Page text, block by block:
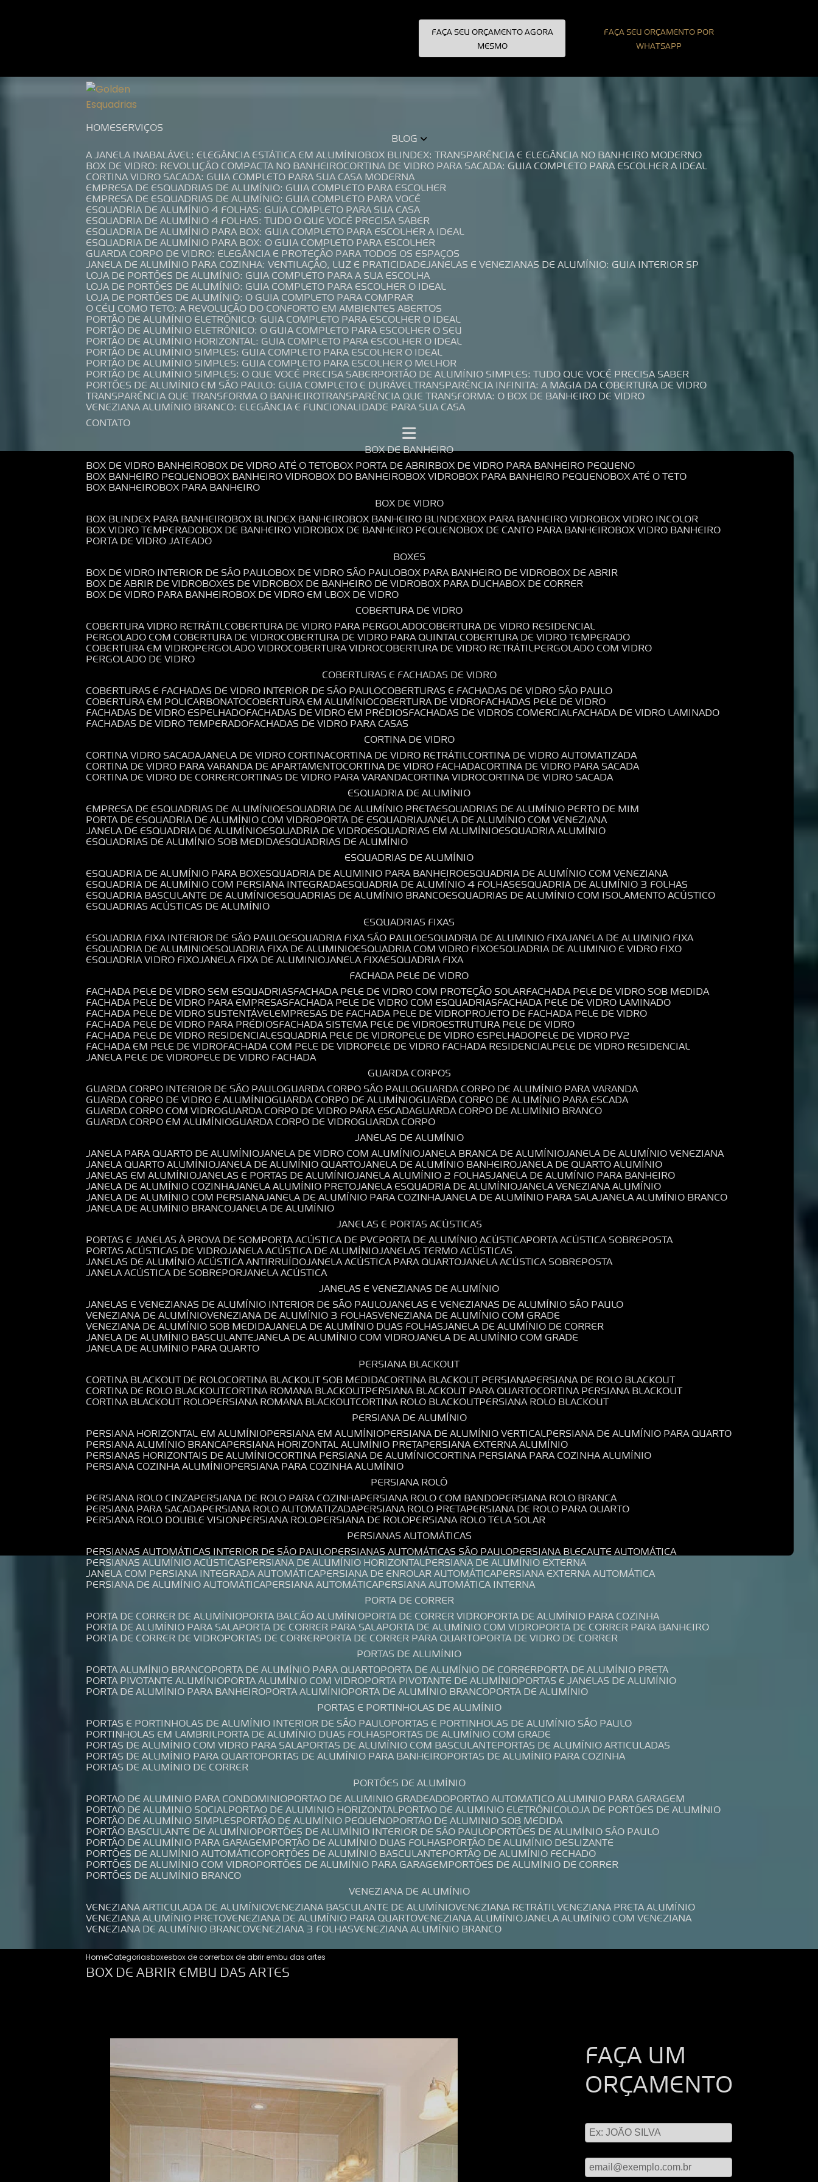
FAÇA SEU ORÇAMENTO AGORA
MESMO
FAÇA SEU ORÇAMENTO POR
WHATSAPP
HOME SERVIÇOS
BLOG
A JANELA INABALÁVEL: ELEGÂNCIA ESTÁTICA EM ALUMÍNIO BOX BLINDEX: TRANSPARÊNCIA E ELEGÂNCIA NO BANHEIRO MODERNO
BOX DE VIDRO: REVOLUÇÃO COMPACTA NO BANHEIRO CORTINA DE VIDRO PARA SACADA: GUIA COMPLETO PARA ESCOLHER A IDEAL
CORTINA VIDRO SACADA: GUIA COMPLETO PARA SUA CASA MODERNA
EMPRESA DE ESQUADRIAS DE ALUMÍNIO: GUIA COMPLETO PARA ESCOLHER
EMPRESA DE ESQUADRIAS DE ALUMÍNIO: GUIA COMPLETO PARA VOCÊ
ESQUADRIA DE ALUMÍNIO 4 FOLHAS: GUIA COMPLETO PARA SUA CASA
ESQUADRIA DE ALUMÍNIO 4 FOLHAS: TUDO O QUE VOCÊ PRECISA SABER
ESQUADRIA DE ALUMÍNIO PARA BOX: GUIA COMPLETO PARA ESCOLHER A IDEAL
ESQUADRIA DE ALUMÍNIO PARA BOX: O GUIA COMPLETO PARA ESCOLHER
GUARDA CORPO DE VIDRO: ELEGÂNCIA E PROTEÇÃO PARA TODOS OS ESPAÇOS
JANELA DE ALUMÍNIO PARA COZINHA: VENTILAÇÃO, LUZ E PRATICIDADE JANELAS E VENEZIANAS DE ALUMÍNIO: GUIA INTERIOR SP
LOJA DE PORTÕES DE ALUMÍNIO: GUIA COMPLETO PARA A SUA ESCOLHA
LOJA DE PORTÕES DE ALUMÍNIO: GUIA COMPLETO PARA ESCOLHER O IDEAL
LOJA DE PORTÕES DE ALUMÍNIO: O GUIA COMPLETO PARA COMPRAR
O CÉU COMO TETO: A REVOLUÇÃO DO CONFORTO EM AMBIENTES ABERTOS
PORTÃO DE ALUMÍNIO ELETRÔNICO: GUIA COMPLETO PARA ESCOLHER O IDEAL
PORTÃO DE ALUMÍNIO ELETRÔNICO: O GUIA COMPLETO PARA ESCOLHER O SEU
PORTÃO DE ALUMÍNIO HORIZONTAL: GUIA COMPLETO PARA ESCOLHER O IDEAL
PORTÃO DE ALUMÍNIO SIMPLES: GUIA COMPLETO PARA ESCOLHER O IDEAL
PORTÃO DE ALUMÍNIO SIMPLES: GUIA COMPLETO PARA ESCOLHER O MELHOR
PORTÃO DE ALUMÍNIO SIMPLES: O QUE VOCÊ PRECISA SABER PORTÃO DE ALUMÍNIO SIMPLES: TUDO QUE VOCÊ PRECISA SABER
PORTÕES DE ALUMÍNIO EM SÃO PAULO: GUIA COMPLETO E DURÁVEL TRANSPARÊNCIA INFINITA: A MAGIA DA COBERTURA DE VIDRO
TRANSPARÊNCIA QUE TRANSFORMA O BANHEIRO TRANSPARÊNCIA QUE TRANSFORMA: O BOX DE BANHEIRO DE VIDRO
VENEZIANA ALUMÍNIO BRANCO: ELEGÂNCIA E FUNCIONALIDADE PARA SUA CASA
CONTATO
BOX DE BANHEIRO
BOX DE VIDRO BANHEIRO BOX DE VIDRO ATÉ O TETO BOX PORTA DE ABRIR BOX DE VIDRO PARA BANHEIRO PEQUENO
BOX BANHEIRO PEQUENO BOX BANHEIRO VIDRO BOX DO BANHEIRO BOX VIDRO BOX PARA BANHEIRO PEQUENO BOX ATÉ O TETO
BOX BANHEIRO BOX PARA BANHEIRO
BOX DE VIDRO
BOX BLINDEX PARA BANHEIRO BOX BLINDEX BANHEIRO BOX BANHEIRO BLINDEX BOX PARA BANHEIRO VIDRO BOX VIDRO INCOLOR
BOX VIDRO TEMPERADO BOX DE BANHEIRO VIDRO BOX DE BANHEIRO PEQUENO BOX DE CANTO PARA BANHEIRO BOX VIDRO BANHEIRO
PORTA DE VIDRO JATEADO
BOXES
BOX DE VIDRO INTERIOR DE SÃO PAULO BOX DE VIDRO SÃO PAULO BOX PARA BANHEIRO DE VIDRO BOX DE ABRIR
BOX DE ABRIR DE VIDRO BOXES DE VIDRO BOX DE BANHEIRO DE VIDRO BOX PARA DUCHA BOX DE CORRER
BOX DE VIDRO PARA BANHEIRO BOX DE VIDRO EM L BOX DE VIDRO
COBERTURA DE VIDRO
COBERTURA VIDRO RETRÁTIL COBERTURA DE VIDRO PARA PERGOLADO COBERTURA DE VIDRO RESIDENCIAL
PERGOLADO COM COBERTURA DE VIDRO COBERTURA DE VIDRO PARA QUINTAL COBERTURA DE VIDRO TEMPERADO
COBERTURA EM VIDRO PERGOLADO VIDRO COBERTURA VIDRO COBERTURA DE VIDRO RETRÁTIL PERGOLADO COM VIDRO
PERGOLADO DE VIDRO
COBERTURAS E FACHADAS DE VIDRO
COBERTURAS E FACHADAS DE VIDRO INTERIOR DE SÃO PAULO COBERTURAS E FACHADAS DE VIDRO SÃO PAULO
COBERTURA EM POLICARBONATO COBERTURA EM ALUMÍNIO COBERTURA DE VIDRO FACHADAS PELE DE VIDRO
FACHADAS DE VIDRO ESPELHADO FACHADAS DE VIDRO EM PRÉDIOS FACHADAS DE VIDROS COMERCIAL FACHADA DE VIDRO LAMINADO
FACHADAS DE VIDRO TEMPERADO FACHADAS DE VIDRO PARA CASAS
CORTINA DE VIDRO
CORTINA VIDRO SACADA JANELA DE VIDRO CORTINA CORTINA DE VIDRO RETRÁTIL CORTINA DE VIDRO AUTOMATIZADA
CORTINA DE VIDRO PARA VARANDA DE APARTAMENTO CORTINA DE VIDRO FACHADA CORTINA DE VIDRO PARA SACADA
CORTINA DE VIDRO DE CORRER CORTINAS DE VIDRO PARA VARANDA CORTINA VIDRO CORTINA DE VIDRO SACADA
ESQUADRIA DE ALUMÍNIO
EMPRESA DE ESQUADRIAS DE ALUMÍNIO ESQUADRIA DE ALUMÍNIO PRETA ESQUADRIAS DE ALUMÍNIO PERTO DE MIM
PORTA DE ESQUADRIA DE ALUMÍNIO COM VIDRO PORTA DE ESQUADRIA JANELA DE ALUMÍNIO COM VENEZIANA
JANELA DE ESQUADRIA DE ALUMÍNIO ESQUADRIA DE VIDRO ESQUADRIAS EM ALUMÍNIO ESQUADRIA ALUMÍNIO
ESQUADRIAS DE ALUMÍNIO SOB MEDIDA ESQUADRIAS DE ALUMÍNIO
ESQUADRIAS DE ALUMÍNIO
ESQUADRIA DE ALUMÍNIO PARA BOX ESQUADRIA DE ALUMINIO PARA BANHEIRO ESQUADRIA DE ALUMÍNIO COM VENEZIANA
ESQUADRIA DE ALUMÍNIO COM PERSIANA INTEGRADA ESQUADRIA DE ALUMÍNIO 4 FOLHAS ESQUADRIA DE ALUMÍNIO 3 FOLHAS
ESQUADRIA BASCULANTE DE ALUMÍNIO ESQUADRIAS DE ALUMÍNIO BRANCO ESQUADRIAS DE ALUMÍNIO COM ISOLAMENTO ACÚSTICO
ESQUADRIAS ACÚSTICAS DE ALUMÍNIO
ESQUADRIAS FIXAS
ESQUADRIA FIXA INTERIOR DE SÃO PAULO ESQUADRIA FIXA SÃO PAULO ESQUADRIA DE ALUMINIO FIXA JANELA DE ALUMINIO FIXA
ESQUADRIA DE ALUMINIO ESQUADRIA FIXA DE ALUMINIO ESQUADRIA COM VIDRO FIXO ESQUADRIA DE ALUMINIO E VIDRO FIXO
ESQUADRIA VIDRO FIXO JANELA FIXA DE ALUMINIO JANELA FIXA ESQUADRIA FIXA
FACHADA PELE DE VIDRO
FACHADA PELE DE VIDRO SEM ESQUADRIAS FACHADA PELE DE VIDRO COM PROTEÇÃO SOLAR FACHADA PELE DE VIDRO SOB MEDIDA
FACHADA PELE DE VIDRO PARA EMPRESAS FACHADA PELE DE VIDRO COM ESQUADRIAS FACHADA PELE DE VIDRO LAMINADO
FACHADA PELE DE VIDRO SUSTENTÁVEL EMPRESAS DE FACHADA PELE DE VIDRO PROJETO DE FACHADA PELE DE VIDRO
FACHADA PELE DE VIDRO PARA PRÉDIOS FACHADA SISTEMA PELE DE VIDRO ESTRUTURA PELE DE VIDRO
FACHADA PELE DE VIDRO RESIDENCIAL ESQUADRIA PELE DE VIDRO PELE DE VIDRO ESPELHADO PELE DE VIDRO PV2
FACHADA EM PELE DE VIDRO FACHADA COM PELE DE VIDRO PELE DE VIDRO FACHADA RESIDENCIAL PELE DE VIDRO RESIDENCIAL
JANELA PELE DE VIDRO PELE DE VIDRO FACHADA
GUARDA CORPOS
GUARDA CORPO INTERIOR DE SÃO PAULO GUARDA CORPO SÃO PAULO GUARDA CORPO DE ALUMÍNIO PARA VARANDA
GUARDA CORPO DE VIDRO E ALUMÍNIO GUARDA CORPO DE ALUMÍNIO GUARDA CORPO DE ALUMÍNIO PARA ESCADA
GUARDA CORPO COM VIDRO GUARDA CORPO DE VIDRO PARA ESCADA GUARDA CORPO DE ALUMÍNIO BRANCO
GUARDA CORPO EM ALUMÍNIO GUARDA CORPO DE VIDRO GUARDA CORPO
JANELAS DE ALUMÍNIO
JANELA PARA QUARTO DE ALUMÍNIO JANELA DE VIDRO COM ALUMÍNIO JANELA BRANCA DE ALUMÍNIO JANELA DE ALUMÍNIO VENEZIANA
JANELA QUARTO ALUMÍNIO JANELA DE ALUMÍNIO QUARTO JANELA DE ALUMÍNIO BANHEIRO JANELA DE QUARTO ALUMÍNIO
JANELAS EM ALUMÍNIO JANELAS E PORTAS DE ALUMÍNIO JANELA ALUMÍNIO 2 FOLHAS JANELA DE ALUMÍNIO PARA BANHEIRO
JANELA DE ALUMÍNIO COZINHA JANELA ALUMÍNIO PRETO JANELA ESQUADRIA DE ALUMÍNIO JANELA VENEZIANA ALUMÍNIO
JANELA DE ALUMÍNIO COM PERSIANA JANELA DE ALUMÍNIO PARA COZINHA JANELA DE ALUMÍNIO PARA SALA JANELA ALUMÍNIO BRANCO
JANELA DE ALUMÍNIO BRANCO JANELA DE ALUMÍNIO
JANELAS E PORTAS ACÚSTICAS
PORTAS E JANELAS À PROVA DE SOM PORTA ACÚSTICA DE PVC PORTA DE ALUMÍNIO ACÚSTICA PORTA ACÚSTICA SOBREPOSTA
PORTAS ACÚSTICAS DE VIDRO JANELA ACÚSTICA DE ALUMÍNIO JANELAS TERMO ACÚSTICAS
JANELAS DE ALUMÍNIO ACÚSTICA ANTIRRUÍDO JANELA ACÚSTICA PARA QUARTO JANELA ACÚSTICA SOBREPOSTA
JANELA ACÚSTICA DE SOBREPOR JANELA ACÚSTICA
JANELAS E VENEZIANAS DE ALUMÍNIO
JANELAS E VENEZIANAS DE ALUMÍNIO INTERIOR DE SÃO PAULO JANELAS E VENEZIANAS DE ALUMÍNIO SÃO PAULO
VENEZIANA DE ALUMÍNIO VENEZIANA DE ALUMÍNIO 3 FOLHAS VENEZIANA DE ALUMÍNIO COM GRADE
VENEZIANA DE ALUMÍNIO SOB MEDIDA JANELA DE ALUMÍNIO DUAS FOLHAS JANELA DE ALUMÍNIO DE CORRER
JANELA DE ALUMÍNIO BASCULANTE JANELA DE ALUMÍNIO COM VIDRO JANELA DE ALUMÍNIO COM GRADE
JANELA DE ALUMÍNIO PARA QUARTO
PERSIANA BLACKOUT
CORTINA BLACKOUT DE ROLO CORTINA BLACKOUT SOB MEDIDA CORTINA BLACKOUT PERSIANA PERSIANA DE ROLO BLACKOUT
CORTINA DE ROLO BLACKOUT CORTINA ROMANA BLACKOUT PERSIANA BLACKOUT PARA QUARTO CORTINA PERSIANA BLACKOUT
CORTINA BLACKOUT ROLO PERSIANA ROMANA BLACKOUT CORTINA ROLO BLACKOUT PERSIANA ROLO BLACKOUT
PERSIANA DE ALUMÍNIO
PERSIANA HORIZONTAL EM ALUMÍNIO PERSIANA EM ALUMÍNIO PERSIANA DE ALUMÍNIO VERTICAL PERSIANA DE ALUMÍNIO PARA QUARTO
PERSIANA ALUMÍNIO BRANCA PERSIANA HORIZONTAL ALUMÍNIO PRETA PERSIANA EXTERNA ALUMÍNIO
PERSIANAS HORIZONTAIS DE ALUMÍNIO CORTINA PERSIANA DE ALUMÍNIO CORTINA PERSIANA PARA COZINHA ALUMÍNIO
PERSIANA COZINHA ALUMÍNIO PERSIANA PARA COZINHA ALUMÍNIO
PERSIANA ROLÔ
PERSIANA ROLO CINZA PERSIANA DE ROLO PARA COZINHA PERSIANA ROLO COM BANDO PERSIANA ROLO BRANCA
PERSIANA PARA SACADA PERSIANA ROLO AUTOMATIZADA PERSIANA ROLO PRETA PERSIANA DE ROLO PARA QUARTO
PERSIANA ROLO DOUBLE VISION PERSIANA ROLO PERSIANA DE ROLO PERSIANA ROLO TELA SOLAR
PERSIANAS AUTOMÁTICAS
PERSIANAS AUTOMÁTICAS INTERIOR DE SÃO PAULO PERSIANAS AUTOMÁTICAS SÃO PAULO PERSIANA BLECAUTE AUTOMÁTICA
PERSIANAS ALUMÍNIO ACÚSTICAS PERSIANA DE ALUMÍNIO HORIZONTAL PERSIANA DE ALUMÍNIO EXTERNA
JANELA COM PERSIANA INTEGRADA AUTOMÁTICA PERSIANA DE ENROLAR AUTOMÁTICA PERSIANA EXTERNA AUTOMÁTICA
PERSIANA DE ALUMÍNIO AUTOMÁTICA PERSIANA AUTOMÁTICA PERSIANA AUTOMÁTICA INTERNA
PORTA DE CORRER
PORTA DE CORRER DE ALUMÍNIO PORTA BALCÃO ALUMÍNIO PORTA DE CORRER VIDRO PORTA DE ALUMÍNIO PARA COZINHA
PORTA DE ALUMÍNIO PARA SALA PORTA DE CORRER PARA SALA PORTA DE ALUMÍNIO COM VIDRO PORTA DE CORRER PARA BANHEIRO
PORTA DE CORRER DE VIDRO PORTAS DE CORRER PORTA DE CORRER PARA QUARTO PORTA DE VIDRO DE CORRER
PORTAS DE ALUMÍNIO
PORTA ALUMÍNIO BRANCO PORTA DE ALUMÍNIO PARA QUARTO PORTA DE ALUMÍNIO DE CORRER PORTA DE ALUMÍNIO PRETA
PORTA PIVOTANTE ALUMÍNIO PORTA ALUMÍNIO COM VIDRO PORTA PIVOTANTE DE ALUMÍNIO PORTAS E JANELAS DE ALUMÍNIO
PORTA DE ALUMÍNIO PARA BANHEIRO PORTA ALUMÍNIO PORTA DE ALUMÍNIO BRANCO PORTA DE ALUMÍNIO
PORTAS E PORTINHOLAS DE ALUMÍNIO
PORTAS E PORTINHOLAS DE ALUMÍNIO INTERIOR DE SÃO PAULO PORTAS E PORTINHOLAS DE ALUMÍNIO SÃO PAULO
PORTINHOLAS EM LAMBRIL PORTA DE ALUMÍNIO DUAS FOLHAS PORTAS DE ALUMÍNIO COM GRADE
PORTAS DE ALUMÍNIO COM VIDRO PARA SALA PORTAS DE ALUMÍNIO COM BASCULANTE PORTAS DE ALUMÍNIO ARTICULADAS
PORTAS DE ALUMÍNIO PARA QUARTO PORTAS DE ALUMÍNIO PARA BANHEIRO PORTAS DE ALUMÍNIO PARA COZINHA
PORTAS DE ALUMÍNIO DE CORRER
PORTÕES DE ALUMÍNIO
PORTAO DE ALUMINIO PARA CONDOMINIO PORTAO DE ALUMINIO GRADEADO PORTAO AUTOMATICO ALUMINIO PARA GARAGEM
PORTAO DE ALUMINIO SOCIAL PORTAO DE ALUMINIO HORIZONTAL PORTAO DE ALUMINIO ELETRÔNICO LOJA DE PORTÕES DE ALUMÍNIO
PORTÃO DE ALUMÍNIO SIMPLES PORTÃO DE ALUMÍNIO PEQUENO PORTAO DE ALUMINIO SOB MEDIDA
PORTÃO BASCULANTE DE ALUMÍNIO PORTÕES DE ALUMÍNIO INTERIOR DE SÃO PAULO PORTÕES DE ALUMÍNIO SÃO PAULO
PORTÃO DE ALUMÍNIO PARA GARAGEM PORTÃO DE ALUMÍNIO DUAS FOLHAS PORTÃO DE ALUMÍNIO DESLIZANTE
PORTÕES DE ALUMÍNIO AUTOMÁTICO PORTÕES DE ALUMÍNIO BASCULANTE PORTÃO DE ALUMÍNIO FECHADO
PORTÕES DE ALUMÍNIO COM VIDRO PORTÕES DE ALUMÍNIO PARA GARAGEM PORTÕES DE ALUMÍNIO DE CORRER
PORTÕES DE ALUMÍNIO BRANCO
VENEZIANA DE ALUMÍNIO
VENEZIANA ARTICULADA DE ALUMÍNIO VENEZIANA BASCULANTE DE ALUMÍNIO VENEZIANA RETRÁTIL VENEZIANA PRETA ALUMÍNIO
VENEZIANA ALUMÍNIO PRETO VENEZIANA DE ALUMÍNIO PARA QUARTO VENEZIANA ALUMÍNIO JANELA ALUMÍNIO COM VENEZIANA
VENEZIANA DE ALUMÍNIO BRANCO VENEZIANA 3 FOLHAS VENEZIANA ALUMÍNIO BRANCO
HomeCategoriasboxesbox de correrbox de abrir embu das artes
BOX DE ABRIR EMBU DAS ARTES
FAÇA UM
ORÇAMENTO